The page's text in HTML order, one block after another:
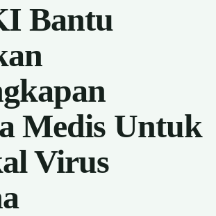
Bantu
Medis Untuk
Virus